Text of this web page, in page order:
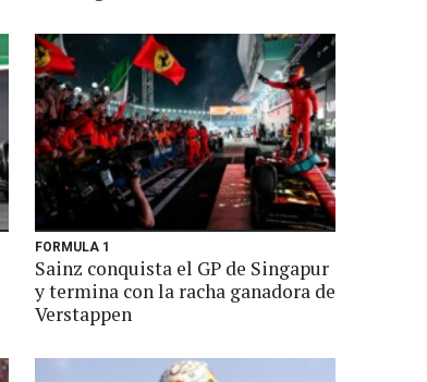
FORMULA 1
Sainz conquista el GP de Singapur
y termina con la racha ganadora de
Verstappen